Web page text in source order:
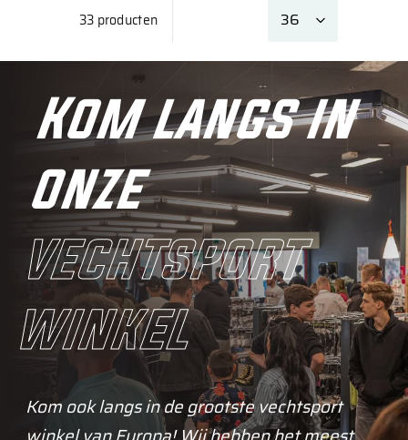
33 producten
Kom langs in
onze
vechtsport
winkel
Kom ook langs in de grootste vechtsport